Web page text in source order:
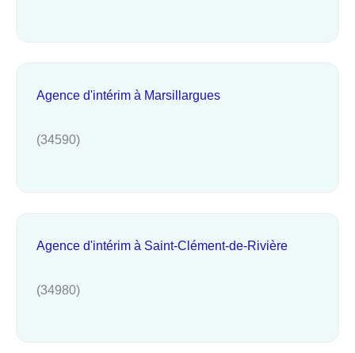
Agence d'intérim à Marsillargues
(34590)
Agence d'intérim à Saint-Clément-de-Rivière
(34980)